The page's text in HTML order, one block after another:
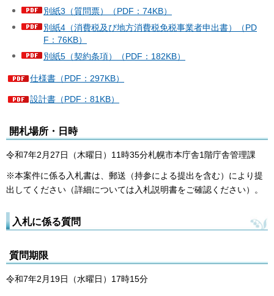
別紙3（質問票）（PDF：74KB）
別紙4（消費税及び地方消費税免税事業者申出書）（PD
F：76KB）
別紙5（契約条項）（PDF：182KB）
仕様書（PDF：297KB）
設計書（PDF：81KB）
開札場所・日時
令和7年2月27日（木曜日）11時35分札幌市本庁舎1階庁舎管理課
※本案件に係る入札書は、郵送（持参による提出を含む）により提
出してください（詳細については入札説明書をご確認ください）。
入札に係る質問
質問期限
令和7年2月19日（水曜日）17時15分